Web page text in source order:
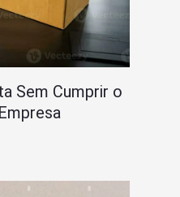
Sem Cumprir o